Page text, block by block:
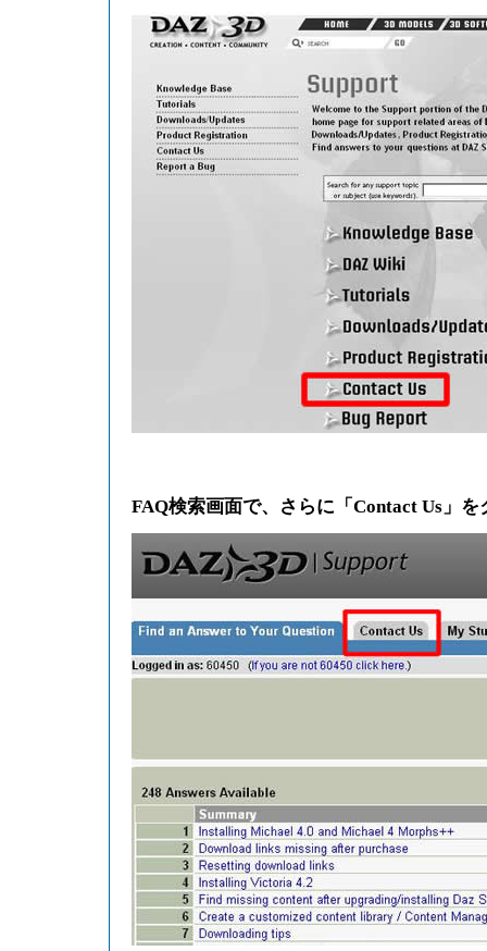
FAQ検索画面で、さらに「Contact Us」を